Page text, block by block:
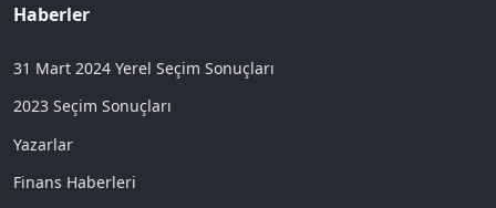
Haberler
31 Mart 2024 Yerel Seçim Sonuçları
2023 Seçim Sonuçları
Yazarlar
Finans Haberleri